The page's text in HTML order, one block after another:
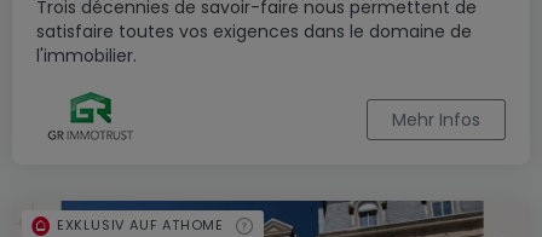
Trois décennies de savoir-faire nous permettent de
satisfaire toutes vos exigences dans le domaine de
l'immobilier.
Mehr Infos
EXKLUSIV AUF ATHOME